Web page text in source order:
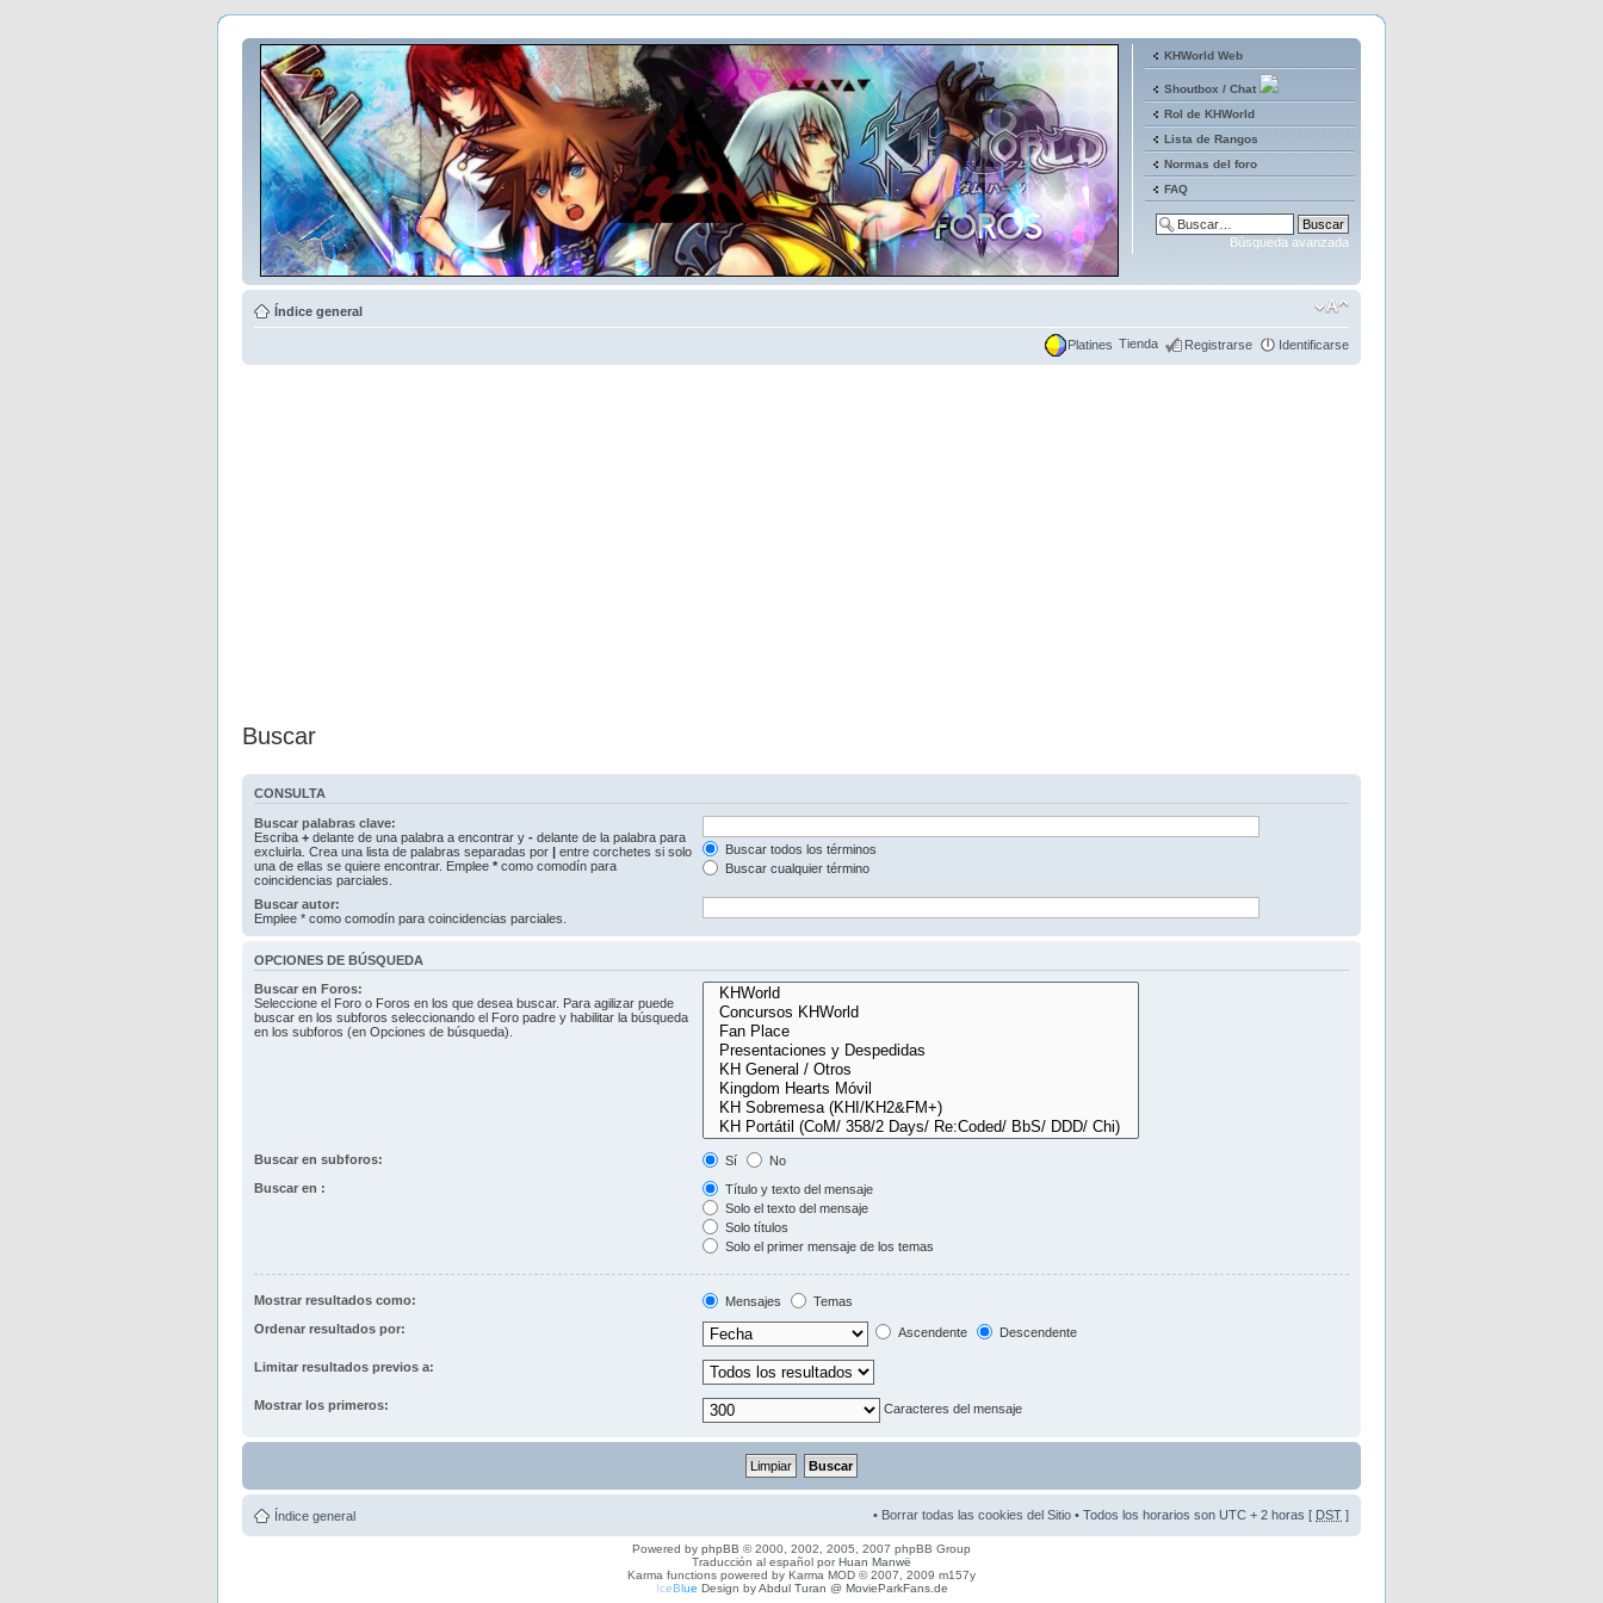
KHWorld Web
Shoutbox / Chat
Rol de KHWorld
Lista de Rangos
Normas del foro
FAQ
Búsqueda avanzada
Índice general
Platines Tienda Registrarse Identificarse
Buscar
CONSULTA
Buscar palabras clave:
Escriba + delante de una palabra a encontrar y - delante de la palabra para
excluirla. Crea una lista de palabras separadas por | entre corchetes si solo
una de ellas se quiere encontrar. Emplee * como comodín para
coincidencias parciales.
Buscar todos los términos
Buscar cualquier término
Buscar autor:
Emplee * como comodín para coincidencias parciales.
OPCIONES DE BÚSQUEDA
Buscar en Foros:
Seleccione el Foro o Foros en los que desea buscar. Para agilizar puede
buscar en los subforos seleccionando el Foro padre y habilitar la búsqueda
en los subforos (en Opciones de búsqueda).
Buscar en subforos: Sí
No
Buscar en :
Título y texto del mensaje
Solo el texto del mensaje
Solo títulos
Solo el primer mensaje de los temas
Mostrar resultados como: Mensajes
Temas
Ordenar resultados por:
Ascendente Descendente
Limitar resultados previos a:
Mostrar los primeros: Caracteres del mensaje
Índice general • Borrar todas las cookies del Sitio • Todos los horarios son UTC + 2 horas [ DST ]
Powered by phpBB © 2000, 2002, 2005, 2007 phpBB Group
Traducción al español porHuan Manwë
Karma functions powered by Karma MOD © 2007, 2009 m157y
IceBlue Design byAbdul Turan @ MovieParkFans.de